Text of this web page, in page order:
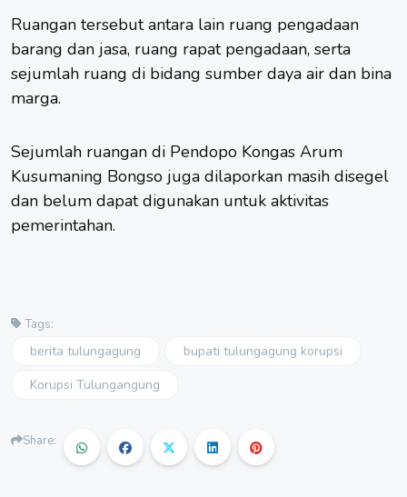
Ruangan tersebut antara lain ruang pengadaan
barang dan jasa, ruang rapat pengadaan, serta
sejumlah ruang di bidang sumber daya air dan bina
marga.
Sejumlah ruangan di Pendopo Kongas Arum
Kusumaning Bongso juga dilaporkan masih disegel
dan belum dapat digunakan untuk aktivitas
pemerintahan.
Tags:
berita tulungagung
bupati tulungagung korupsi
Korupsi Tulungangung
Share: